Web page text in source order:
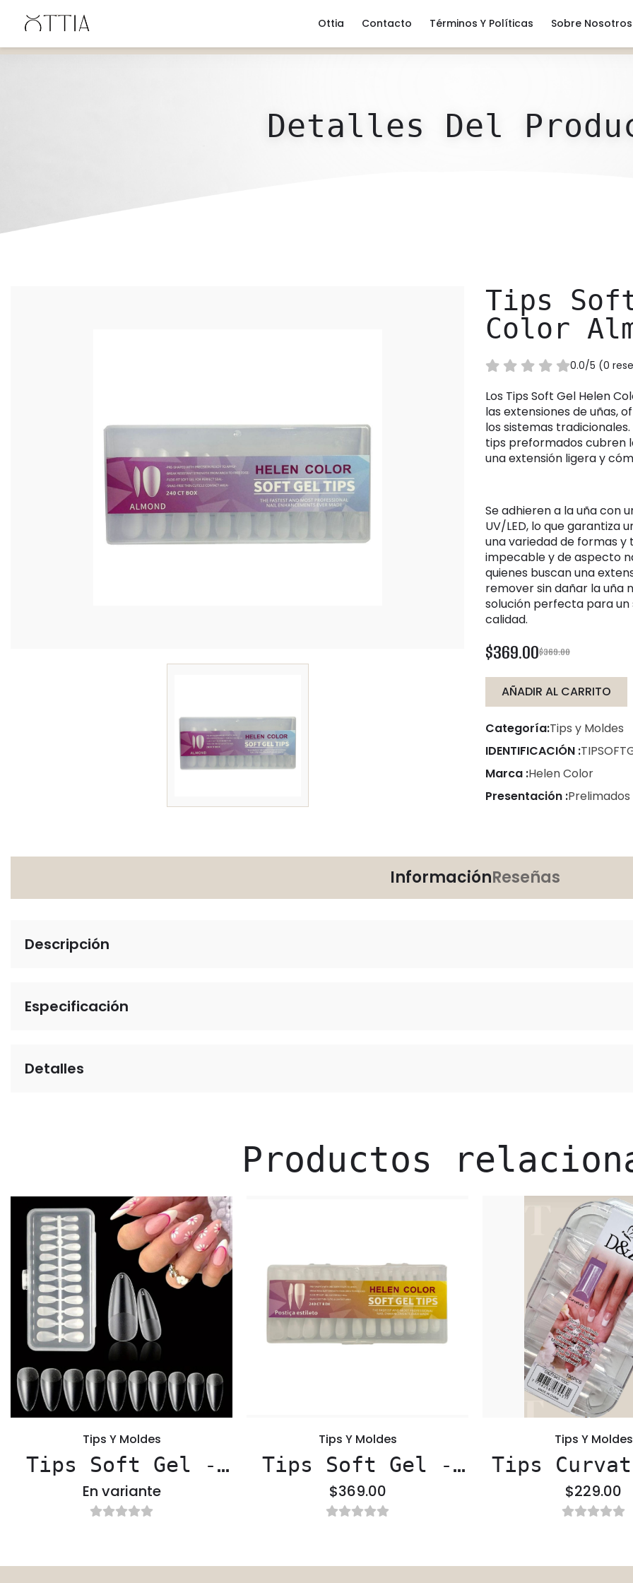
Ottia Contacto Términos Y Políticas Sobre Nosotros
Detalles Del
Tips
Color
0.0/5 (0
Los Tips Soft Gel Helen Color representan una innovación en el mundo de
las extensiones de uñas,
los sistemas
tips preformados cubren
una extensión ligera y
Se adhieren a la uña con una base de gel y se curan bajo lámpara
UV/LED, lo que garantiza
una variedad de formas
impecable y de aspecto
quienes buscan una
remover sin dañar la uña
solución perfecta para un
calidad.
$369.00$369.00
AÑADIR AL CARRITO
Categoría:Tips y Moldes
IDENTIFICACIÓN :
Marca :Helen Color
Presentación :
InformaciónReseñas
Descripción
Especificación
Detalles
Productos
Tips Y Moldes
Tips Soft Gel -
ISSI
En variante
Tips Y Moldes
Tips Soft Gel -
Helen Color
Stiletto
$369.00
Tips Y Moldes
Tips
- D&Z
$229.00